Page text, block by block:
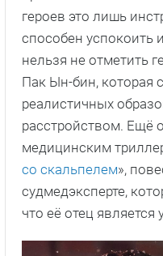
героев это лишь
способен успокоить
нельзя не отметить
Пак Ын-бин, которая
реалистичных
расстройством. Ещё
медицинским
со скальпелем»,
судмедэксперте,
что её отец является